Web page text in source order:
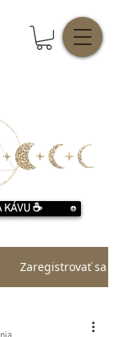
KÁVU ☕️
Zaregistrovať sa